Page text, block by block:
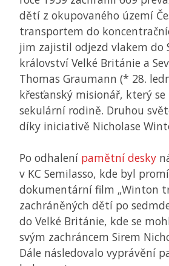
dětí z okupovaného území
transportem do
jim zajistil odjezd vlakem do
království Velké Británie a
Thomas Graumann (* 28.
křesťanský misionář, který
sekulární rodině. Druhou
díky iniciativě Nicholase
Po odhalení pamětní desky
v KC Semilasso, kde byl
dokumentární film „Winton
zachráněných dětí po
do Velké Británie, kde se
svým zachráncem Sirem
Dále následovalo vyprávění